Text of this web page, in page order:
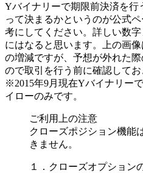
Yバイナリーで期限前決済を行
って決まるかというのが公式
考にしてください。詳しい数
にはなると思います。上の画
の増減ですが、予想が外れた
ので取引を行う前に確認してお
※2015年9月現在Yバイナリー
イローのみです。
ご利用上の注意
クローズポジション機能
きません。
１．クローズオプション